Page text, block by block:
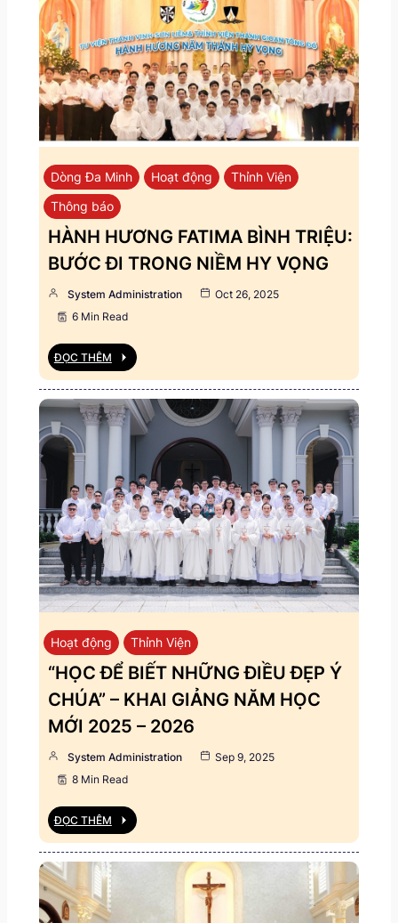
Dòng Đa Minh Hoạt động
Thỉnh Viện
Thông báo
HÀNH HƯƠNG FATIMA BÌNH TRIỆU:
BƯỚC ĐI TRONG NIỀM HY VỌNG
System Administration
Oct 26, 2025
6 Min Read
ĐỌC THÊM
Hoạt động Thỉnh Viện
“HỌC ĐỂ BIẾT NHỮNG ĐIỀU ĐẸP Ý
CHÚA” – KHAI GIẢNG NĂM HỌC
MỚI 2025 – 2026
System Administration
Sep 9, 2025
8 Min Read
ĐỌC THÊM